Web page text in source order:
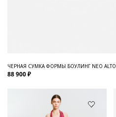
ЧЕРНАЯ СУМКА ФОРМЫ БОУЛИНГ NEO ALTO
88 900 ₽